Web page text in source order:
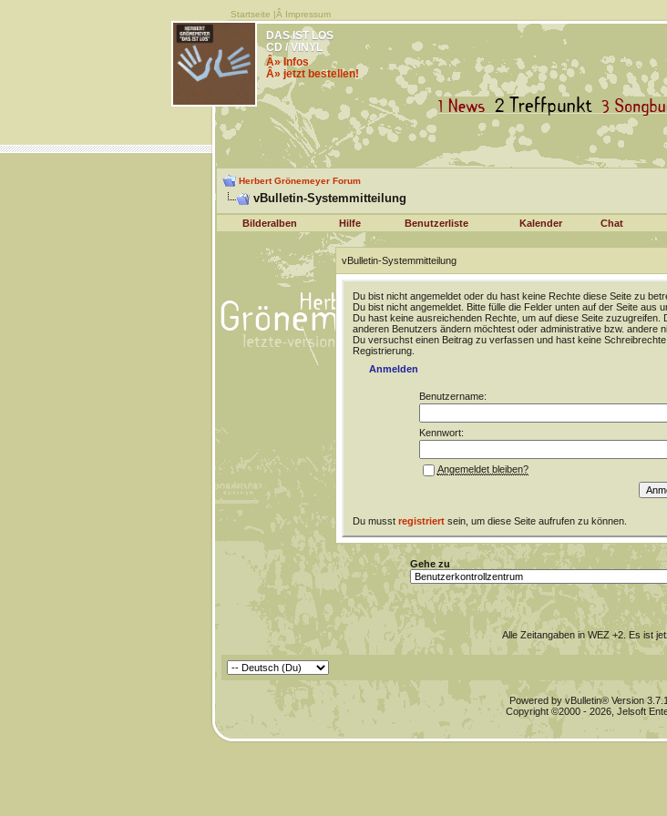
Startseite |Â Impressum
DAS IST LOS
CD / VINYL
Â» Infos
Â» jetzt bestellen!
Herbert Grönemeyer Forum
vBulletin-Systemmitteilung
Bilderalben Hilfe Benutzerliste Kalender Chat
vBulletin-Systemmitteilung
Du bist nicht angemeldet oder du hast keine Rechte diese Seite zu
Du bist nicht angemeldet. Bitte fülle die Felder unten auf der Seite aus
Du hast keine ausreichenden Rechte, um auf diese Seite zuzugreifen.
anderen Benutzers ändern möchtest oder administrative bzw. andere
Du versuchst einen Beitrag zu verfassen und hast keine
Registrierung.
Anmelden
Benutzername:
Kennwort:
Angemeldet bleiben?
Du musst registriertsein, um diese Seite aufrufen zu können.
Gehe zu
Alle Zeitangaben in WEZ +2. Es ist
Powered by vBulletin® Version
Copyright ©2000 - 2026, Jelsoft